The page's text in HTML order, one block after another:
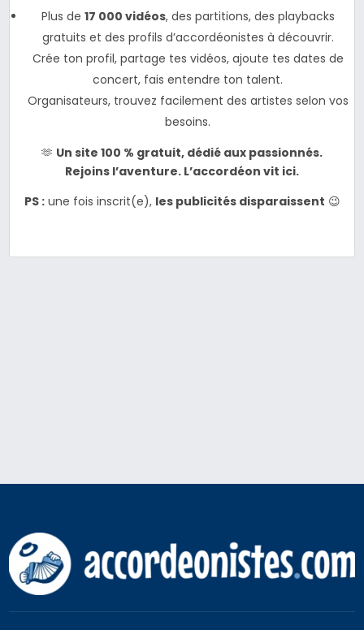
Plus de 17 000 vidéos, des partitions, des playbacks
gratuits et des profils d’accordéonistes à découvrir.
Crée ton profil, partage tes vidéos, ajoute tes dates de
concert, fais entendre ton talent.
Organisateurs, trouvez facilement des artistes selon vos
besoins.
🫶 Un site 100 % gratuit, dédié aux passionnés.
Rejoins l’aventure. L’accordéon vit ici.
PS :une fois inscrit(e), les publicités disparaissent 😉